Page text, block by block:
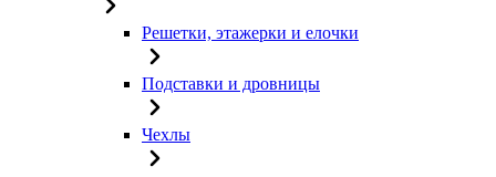
Решетки, этажерки и елочки
Подставки и дровницы
Чехлы